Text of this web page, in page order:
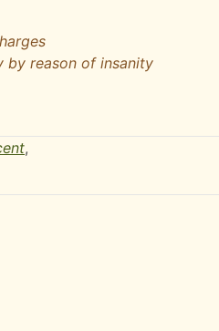
by reason of insanity
,